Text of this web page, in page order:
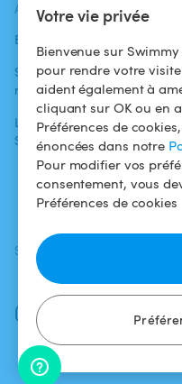
Votre vie privée
Bienvenue sur
pour rendre votre
aident également à
cliquant sur OK ou en
Préférences de
énoncées dans notre
Pour modifier vos
consentement, vous
Préférences de cookies
ACTUALITÉS
Blog
Swimmy dans les
médias
L'aventure
Swimmy
Pour
SUIVEZ-NOUS
Facebook
Instagram